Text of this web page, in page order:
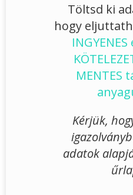
Töltsd ki
hogy
MENTES
Kérjük,
adatok